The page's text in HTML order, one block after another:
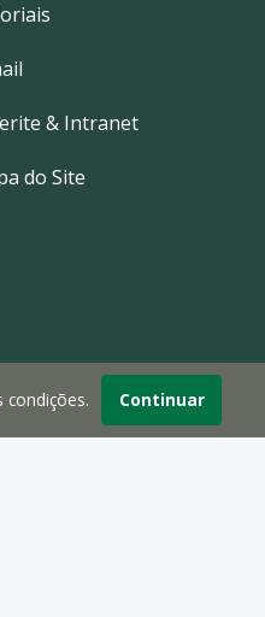
& Intranet
do Site
condições. Continuar